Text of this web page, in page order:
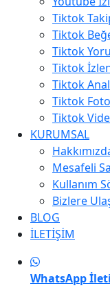
Tiktok
Tiktok
Tiktok
Tiktok
Tiktok
Tiktok
Tiktok
KURUMSAL
Mesafeli
Kullanım
Bizlere
BLOG
İLETİŞİM
WhatsApp